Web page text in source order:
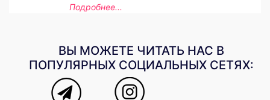
Подробнее...
ВЫ МОЖЕТЕ ЧИТАТЬ НАС В
ПОПУЛЯРНЫХ СОЦИАЛЬНЫХ СЕТЯХ: